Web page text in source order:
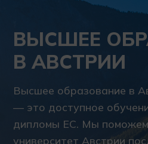
ВЫСШЕЕ
В АВСТРИИ
Высшее образование в
— это доступное
дипломы ЕС. Мы поможем
университет Австрии